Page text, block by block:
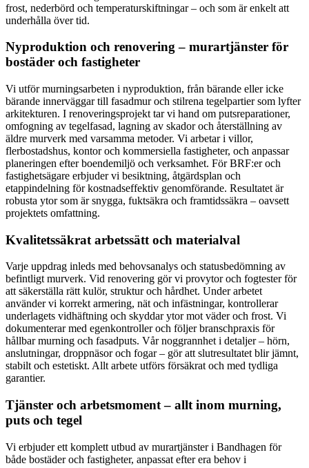
frost, nederbörd och temperaturskiftningar – och som är enkelt att
underhålla över tid.
Nyproduktion och renovering – murartjänster för
bostäder och fastigheter
Vi utför murningsarbeten i nyproduktion, från bärande eller icke
bärande innerväggar till fasadmur och stilrena tegelpartier som lyfter
arkitekturen. I renoveringsprojekt tar vi hand om putsreparationer,
omfogning av tegelfasad, lagning av skador och återställning av
äldre murverk med varsamma metoder. Vi arbetar i villor,
flerbostadshus, kontor och kommersiella fastigheter, och anpassar
planeringen efter boendemiljö och verksamhet. För BRF:er och
fastighetsägare erbjuder vi besiktning, åtgärdsplan och
etappindelning för kostnadseffektiv genomförande. Resultatet är
robusta ytor som är snygga, fuktsäkra och framtidssäkra – oavsett
projektets omfattning.
Kvalitetssäkrat arbetssätt och materialval
Varje uppdrag inleds med behovsanalys och statusbedömning av
befintligt murverk. Vid renovering gör vi provytor och fogtester för
att säkerställa rätt kulör, struktur och hårdhet. Under arbetet
använder vi korrekt armering, nät och infästningar, kontrollerar
underlagets vidhäftning och skyddar ytor mot väder och frost. Vi
dokumenterar med egenkontroller och följer branschpraxis för
hållbar murning och fasadputs. Vår noggrannhet i detaljer – hörn,
anslutningar, droppnäsor och fogar – gör att slutresultatet blir jämnt,
stabilt och estetiskt. Allt arbete utförs försäkrat och med tydliga
garantier.
Tjänster och arbetsmoment – allt inom murning,
puts och tegel
Vi erbjuder ett komplett utbud av murartjänster i Bandhagen för
både bostäder och fastigheter, anpassat efter era behov i